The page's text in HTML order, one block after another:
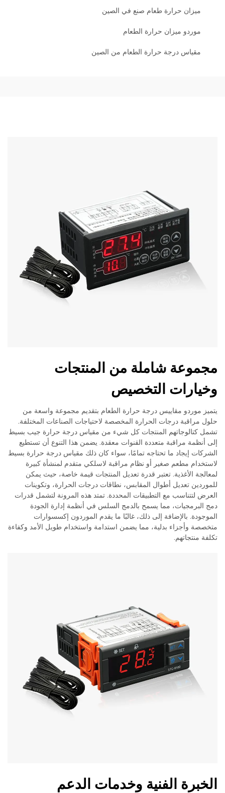
ميزان حرارة طعام صنع في الصين
موردو ميزان حرارة الطعام
مقياس درجة حرارة الطعام من الصين
مجموعة شاملة من المنتجات
وخيارات التخصيص
يتميز موردو مقاييس درجة حرارة الطعام بتقديم مجموعة واسعة من
حلول مراقبة درجات الحرارة المخصصة لاحتياجات الصناعات المختلفة.
تشمل كتالوجاتهم المنتجات كل شيء من مقياس درجة حرارة جيب بسيط
إلى أنظمة مراقبة متعددة القنوات معقدة. يضمن هذا التنوع أن تستطيع
الشركات إيجاد ما تحتاجه تمامًا، سواء كان ذلك مقياس درجة حرارة بسيط
لاستخدام مطعم صغير أو نظام مراقبة لاسلكي متقدم لمنشأة كبيرة
لمعالجة الأغذية. تعتبر قدرة تعديل المنتجات قيمة خاصة، حيث يمكن
للموردين تعديل أطوال المقابس، نطاقات درجات الحرارة، وتكوينات
العرض لتتناسب مع التطبيقات المحددة. تمتد هذه المرونة لتشمل قدرات
دمج البرمجيات، مما يسمح بالدمج السلس في أنظمة إدارة الجودة
الموجودة. بالإضافة إلى ذلك، غالبًا ما يقدم الموردون إكسسوارات
متخصصة وأجزاء بدلية، مما يضمن استدامة واستخدام طويل الأمد وكفاءة
تكلفة منتجاتهم.
الخبرة الفنية وخدمات الدعم